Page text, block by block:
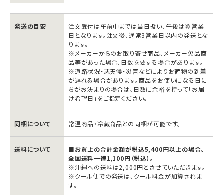
ハ
イ
チ
ュ
ウ
夕
張
メ
ロ
ン
味
12
粒
×1
ハ
イ
チ
ュ
ウ
夕
張
メ
ロ
ン
味
12
粒
発送の目安
注文受付は午前中までは当日扱い、午後は翌営業
日となります。注文後、通常3営業日以内の発送とな
ります。
※メーカーからのお取り寄せ商品、メーカー欠品商
品等があった場合、日数を要する場合があります。
※道路状況・悪天候・災害などによりお荷物の到着
が遅れる場合があります。商品をお使いになる日に
ちがお決まりの場合は、日数に余裕を持って「お届
け希望日」をご指定ください。
同梱について 常温商品・冷蔵商品との同梱が可能です。
送料について
■お買上の合計金額が税込5,400円以上の場合、
全国送料一律1,100円（税込）。
※沖縄への送料は2,000円とさせていただきます。
※クール便での発送は、クール料金が加算されま
す。